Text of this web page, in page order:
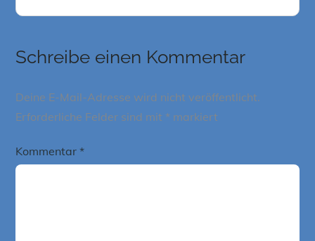
Schreibe einen Kommentar
Deine E-Mail-Adresse wird nicht veröffentlicht.
Erforderliche Felder sind mit * markiert
Kommentar*